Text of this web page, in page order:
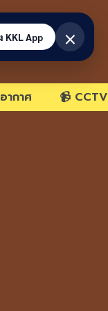
ากาศ 📹 CCTV
KKL App ×